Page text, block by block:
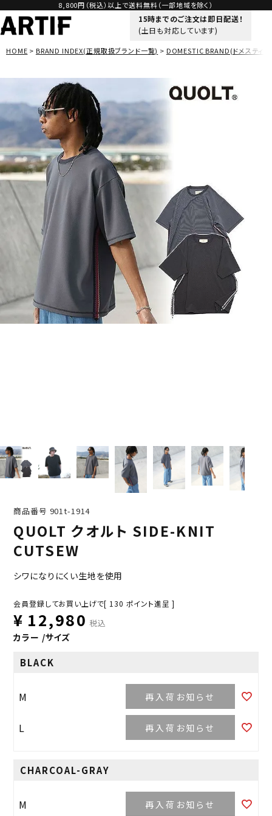
8,800円（税込）以上で送料無料（一部地域を除く）
15時までのご注文は即日配送！
(土日も対応しています)
HOME BRAND INDEX(正規取扱ブランド一覧) DOMESTIC BRAND(ドメスティッ
商品番号 901t-1914
QUOLT クオルト SIDE-KNIT
CUTSEW
シワになりにくい生地を使用
会員登録してお買い上げで[ 130 ポイント進呈 ]
¥ 12,980 税込
カラー サイズ
BLACK
M 再入荷お知らせ
L 再入荷お知らせ
CHARCOAL-GRAY
M 再入荷お知らせ